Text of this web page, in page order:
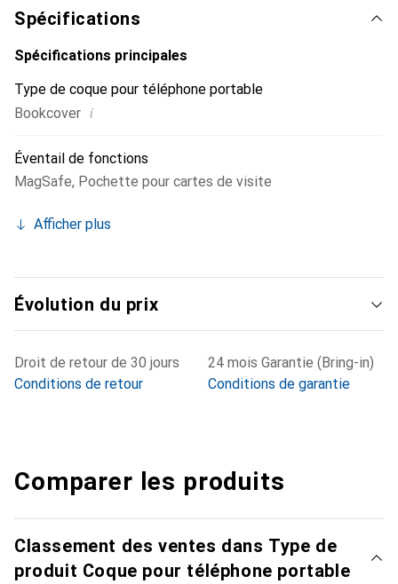
exigeante.
Spécifications
Spécifications principales
Type de coque pour téléphone portable
Bookcover i
Éventail de fonctions
MagSafe, Pochette pour cartes de visite
Afficher plus
Évolution du prix
Droit de retour de 30 jours
Conditions de retour
24 mois Garantie (Bring-in)
Conditions de garantie
Comparer les produits
Classement des ventes dans Type de
produit Coque pour téléphone portable